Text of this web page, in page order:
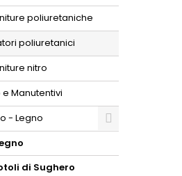
poliuretaniche
poliuretanici
nitro
Manutentivi
- Legno
di Sughero